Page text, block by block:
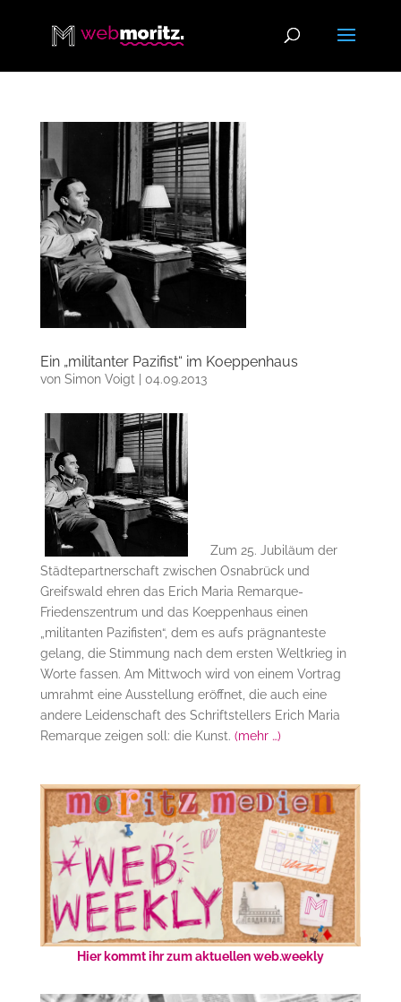
Ein „militanter Pazifist“ im Koeppenhaus
von Simon Voigt 04.09.2013
Zum 25. Jubiläum der
Städtepartnerschaft zwischen Osnabrück und
Greifswald ehren das Erich Maria Remarque-
Friedenszentrum und das Koeppenhaus einen
„militanten Pazifisten“, dem es aufs prägnanteste
gelang, die Stimmung nach dem ersten Weltkrieg in
Worte fassen. Am Mittwoch wird von einem Vortrag
umrahmt eine Ausstellung eröffnet, die auch eine
andere Leidenschaft des Schriftstellers Erich Maria
Remarque zeigen soll: die Kunst. (mehr …)
Hier kommt ihr zum aktuellen web.weekly